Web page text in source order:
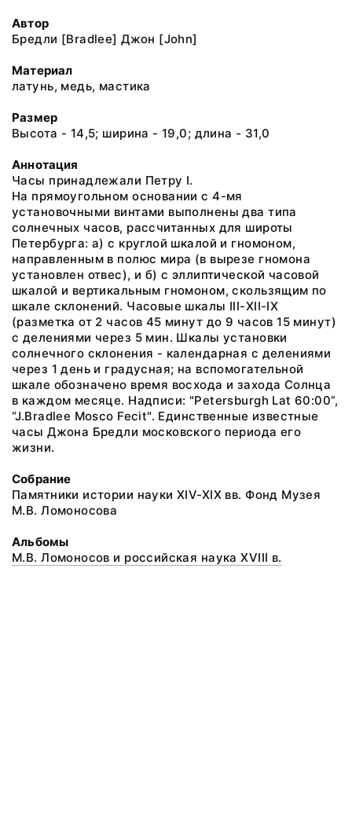
Автор
Бредли [Bradlee] Джон [John]
Материал
латунь, медь, мастика
Размер
Высота - 14,5; ширина - 19,0; длина - 31,0
Аннотация
Часы принадлежали Петру I.
На прямоугольном основании с 4-мя
установочными винтами выполнены два типа
солнечных часов, рассчитанных для широты
Петербурга: а) с круглой шкалой и гномоном,
направленным в полюс мира (в вырезе гномона
установлен отвес), и б) с эллиптической часовой
шкалой и вертикальным гномоном, скользящим по
шкале склонений. Часовые шкалы III-ХII-IХ
(разметка от 2 часов 45 минут до 9 часов 15 минут)
с делениями через 5 мин. Шкалы установки
солнечного склонения - календарная с делениями
через 1 день и градусная; на вспомогательной
шкале обозначено время восхода и захода Солнца
в каждом месяце. Надписи: "Petersburgh Lat 60:00”,
“J.Bradlee Mosco Fecit". Единственные известные
часы Джона Бредли московского периода его
жизни.
Собрание
Памятники истории науки XIV-XIX вв. Фонд Музея
М.В. Ломоносова
Альбомы
М.В. Ломоносов и российская наука XVIII в.